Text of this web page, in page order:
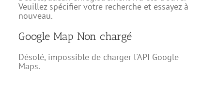
Veuillez spécifier votre recherche et essayez à
nouveau.
Google Map Non chargé
Désolé, impossible de charger l'API Google
Maps.